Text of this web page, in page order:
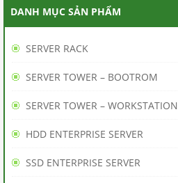
SÁCH
HÀNH
/
DANH MỤC SẢN PHẨM
SERVER RACK
SERVER TOWER – BOOTROM
SERVER TOWER – WORKSTATION
HDD ENTERPRISE SERVER
SSD ENTERPRISE SERVER